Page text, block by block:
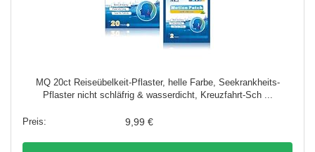
MQ 20ct Reiseübelkeit-Pflaster, helle Farbe, Seekrankheits-
Pflaster nicht schläfrig & wasserdicht, Kreuzfahrt-Sch ...
9,99 €